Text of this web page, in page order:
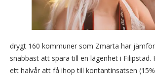
drygt 160 kommuner som Zmarta har
snabbast att spara till en lägenhet i Filipstad.
ett halvår att få ihop till kontantinsatsen